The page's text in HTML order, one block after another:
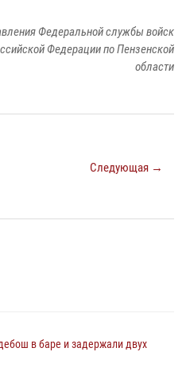
Федеральной службы войск
Федерации по Пензенской
области
Следующая →
в баре и задержали двух